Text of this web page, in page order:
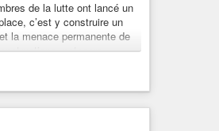
de la lutte ont lancé un
c’est y construire un
la menace permanente de
potagers,